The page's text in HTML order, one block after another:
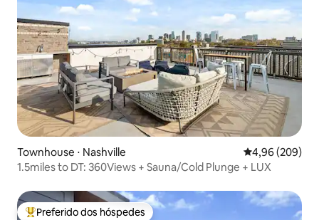
Townhouse ⋅ Nashville 4,96 de uma
4,96 (209)
1.5miles to DT: 360Views + Sauna/Cold Plunge + LUX
Preferido dos hóspedes